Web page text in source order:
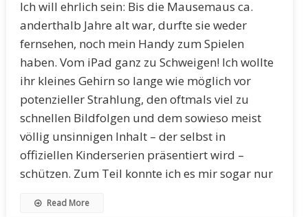
Ich will ehrlich sein: Bis die Mausemaus ca.
anderthalb Jahre alt war, durfte sie weder
fernsehen, noch mein Handy zum Spielen
haben. Vom iPad ganz zu Schweigen! Ich wollte
ihr kleines Gehirn so lange wie möglich vor
potenzieller Strahlung, den oftmals viel zu
schnellen Bildfolgen und dem sowieso meist
völlig unsinnigen Inhalt – der selbst in
offiziellen Kinderserien präsentiert wird –
schützen. Zum Teil konnte ich es mir sogar nur
Read More